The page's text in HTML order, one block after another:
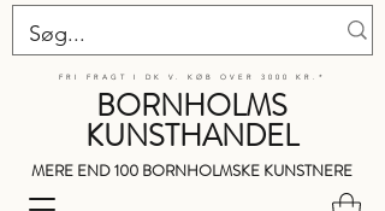
BORNHOLMS
KUNSTHANDEL
MERE END 100 BORNHOLMSKE KUNSTNERE
FRI FRAGT I DK V. KØB OVER 3000 KR.*